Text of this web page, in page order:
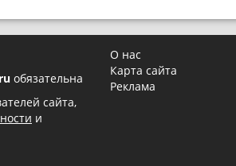
обязательна
сайта,
и
О нас
Карта сайта
Реклама